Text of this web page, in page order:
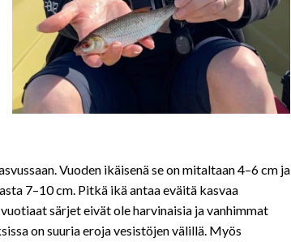
Vuoden ikäisenä se on mitaltaan 4–6 cm ja
7–10 cm. Pitkä ikä antaa eväitä kasvaa
särjet eivät ole harvinaisia ja vanhimmat
on suuria eroja vesistöjen välillä. Myös